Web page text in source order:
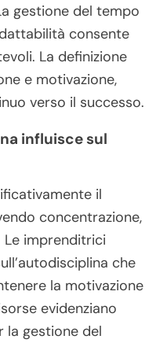
gestione del tempo
consente
La definizione
e motivazione,
verso il successo.
influisce sul
il
concentrazione,
Le imprenditrici
che
la motivazione
evidenziano
la gestione del